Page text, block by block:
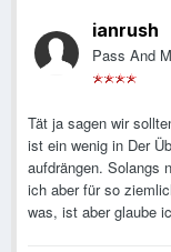
ianrush
Pass And
Tät ja sagen wir
ist ein wenig in Der
aufdrängen. Solangs
ich aber für so
was, ist aber glaube